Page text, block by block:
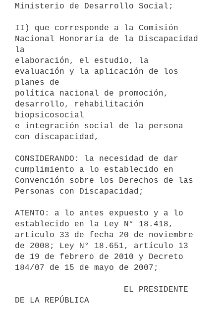
Ministerio de Desarrollo Social;
II) que corresponde a la Comisión
Nacional Honoraria de la Discapacidad
la
elaboración, el estudio, la
evaluación y la aplicación de los
planes de
política nacional de promoción,
desarrollo, rehabilitación
biopsicosocial
e integración social de la persona
con discapacidad,
CONSIDERANDO: la necesidad de dar
cumplimiento a lo establecido en
Convención sobre los Derechos de las
Personas con Discapacidad;
ATENTO: a lo antes expuesto y a lo
establecido en la Ley N° 18.418,
artículo 33 de fecha 20 de noviembre
de 2008; Ley N° 18.651, artículo 13
de 19 de febrero de 2010 y Decreto
184/07 de 15 de mayo de 2007;
DE LA REPÚBLICA